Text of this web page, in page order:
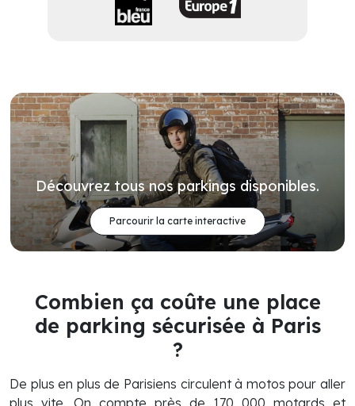
Découvrez tous nos parkings disponibles.
Parcourir la carte interactive
Combien ça coûte une place
de parking sécurisée à Paris
?
De plus en plus de Parisiens circulent à motos pour aller